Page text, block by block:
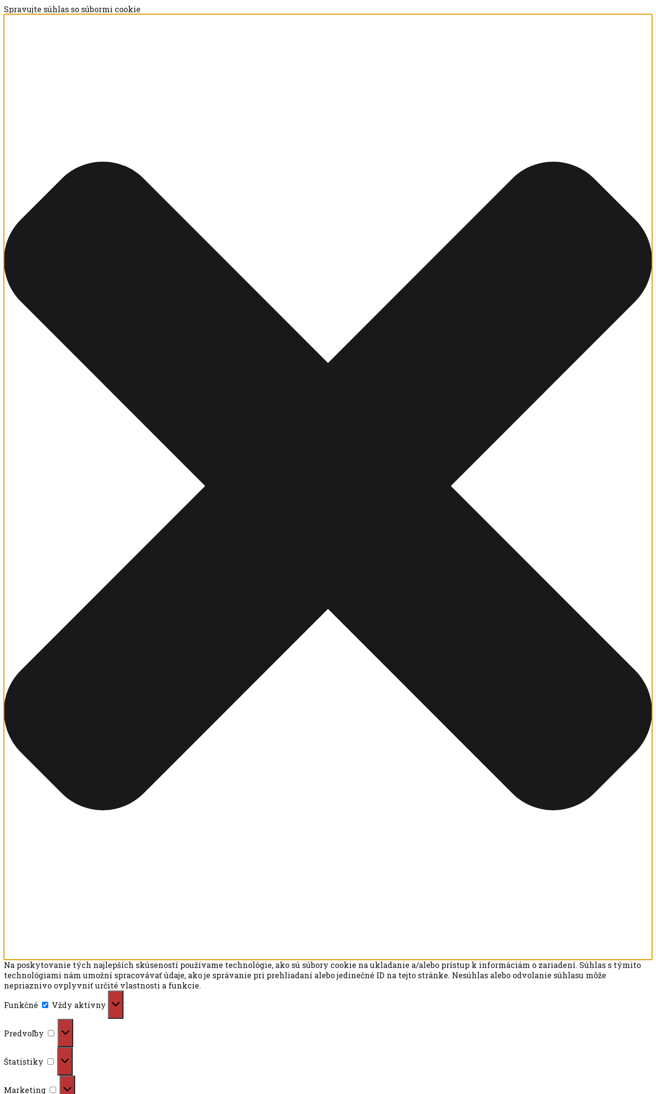
Spravujte súhlas so súbormi cookie
Na poskytovanie tých najlepších skúseností používame technológie, ako sú súbory cookie na ukladanie a/alebo prístup k informáciám o zariadení. Súhlas s týmito
technológiami nám umožní spracovávať údaje, ako je správanie pri prehliadaní alebo jedinečné ID na tejto stránke. Nesúhlas alebo odvolanie súhlasu môže
nepriaznivo ovplyvniť určité vlastnosti a funkcie.
Funkčné
Vždy aktívny
Predvoľby
Predvoľby
Štatistiky
Štatistiky
Marketing
Marketing